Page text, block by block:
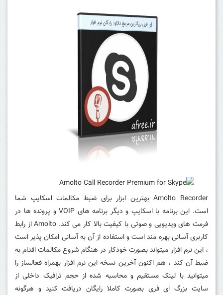
Amolto Recorder بهترین ابزار برای ضبط مکالمات اسکایپ شما
است.
این برنامه با اسکایپ و دیگر برنامه های VOIP و پرونده ها در
فرمت های ویدیویی و صوتی با کیفیت بالا کار می کند.
Amolto از رابط
کاربری آسانی بهره مند است و استفاده از آن به آسانی امکان پذیر است
، این نرم افزار میتواند بصورت خودکار در هنگام شروع مکالمات اقدام به
ضبط آن کند ، هم اکنون آخرین نسخه این نرم افزار بهمراه فعالساز را
میتوانید با لینک مستقیم و محاسبه شده از حجم ترافیک داخلی از
سایت بزرگ ای فری بصورت کاملا رایگان دریافت کنید و هرگونه